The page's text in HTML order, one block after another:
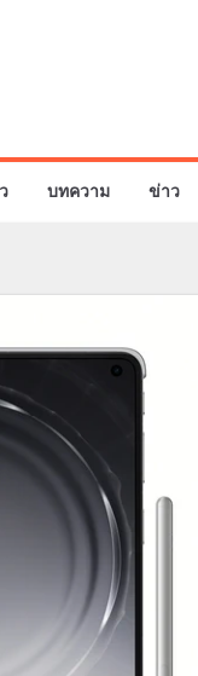
บทความ ข่าว